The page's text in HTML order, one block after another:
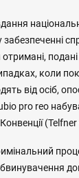
подані
коли
від осіб,
pro reo